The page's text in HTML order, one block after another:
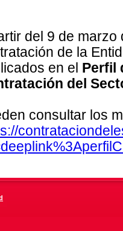
del 9 de
de la
en el Perfil
del
consultar los